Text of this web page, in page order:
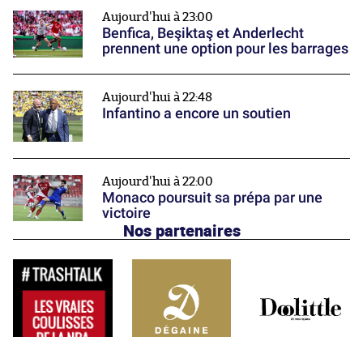
Aujourd'hui à 23:00
Benfica, Beşiktaş et Anderlecht
prennent une option pour les barrages
Aujourd'hui à 22:48
Infantino a encore un soutien
Aujourd'hui à 22:00
Monaco poursuit sa prépa par une
victoire
Nos partenaires